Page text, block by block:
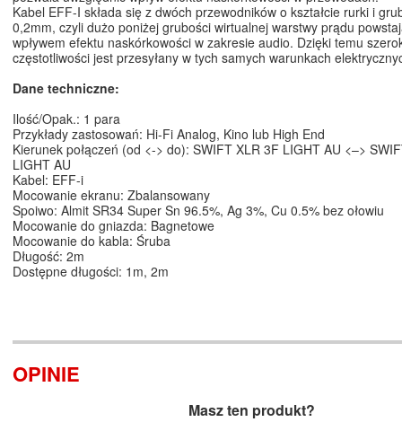
Kabel EFF-I składa się z dwóch przewodników o kształcie rurki i
0,2mm, czyli dużo poniżej grubości wirtualnej warstwy prądu
wpływem efektu naskórkowości w zakresie audio. Dzięki temu
częstotliwości jest przesyłany w tych samych warunkach
Dane techniczne:
Ilość/Opak.: 1 para
Przykłady zastosowań: Hi-Fi Analog, Kino lub High End
Kierunek połączeń (od <-> do): SWIFT XLR 3F LIGHT AU <–>
LIGHT AU
Kabel: EFF-i
Mocowanie ekranu: Zbalansowany
Spoiwo: Almit SR34 Super Sn 96.5%, Ag 3%, Cu 0.5% bez ołowiu
Mocowanie do gniazda: Bagnetowe
Mocowanie do kabla: Śruba
Długość: 2m
Dostępne długości: 1m, 2m
OPINIE
Masz ten produkt?